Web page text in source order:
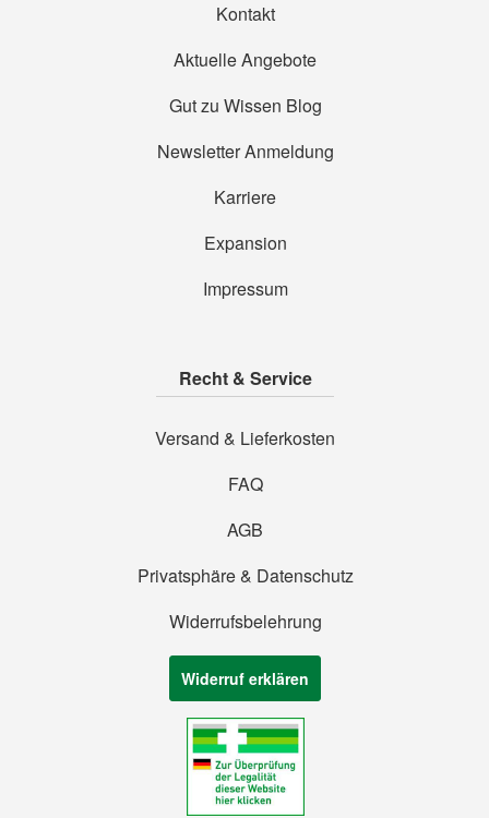
Kontakt
Aktuelle Angebote
Gut zu Wissen Blog
Newsletter Anmeldung
Karriere
Expansion
Impressum
Recht & Service
Versand & Lieferkosten
FAQ
AGB
Privatsphäre & Datenschutz
Widerrufsbelehrung
Widerruf erklären